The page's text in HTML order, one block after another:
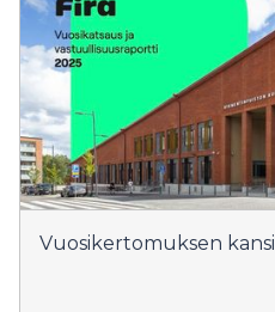
Vuosikertomuksen kansi